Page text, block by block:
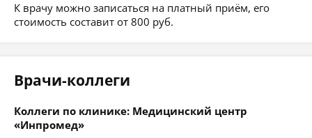
К врачу можно записаться на платный приём, его
стоимость составит от 800 руб.
Врачи-коллеги
Коллеги по клинике: Медицинский центр
«Инпромед»